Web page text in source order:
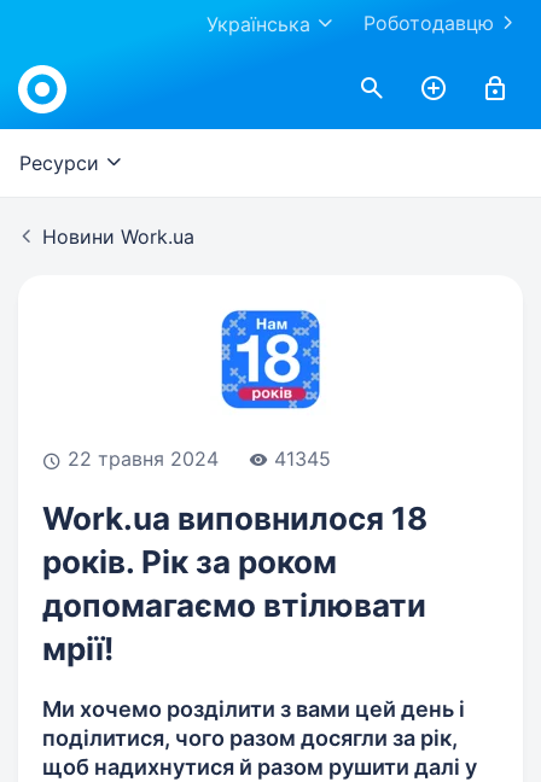
Роботодавцю
Українська
Work.ua
Ресурси
Новини Work.ua
22 травня 2024 41345
Work.ua виповнилося 18
років. Рік за роком
допомагаємо втілювати
мрії!
Ми хочемо розділити з вами цей день і
поділитися, чого разом досягли за рік,
щоб надихнутися й разом рушити далі у